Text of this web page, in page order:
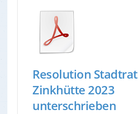
Resolution Stadtrat
Zinkhütte 2023
unterschrieben